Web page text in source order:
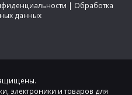
| Обработка
данных
электроники и товаров для